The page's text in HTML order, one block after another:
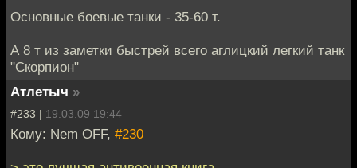
Основные боевые танки - 35-60 т.
А 8 т из заметки быстрей всего аглицкий легкий танк
"Скорпион"
Атлетыч »
#233 | 19.03.09 19:44
Кому: Nem OFF, #230